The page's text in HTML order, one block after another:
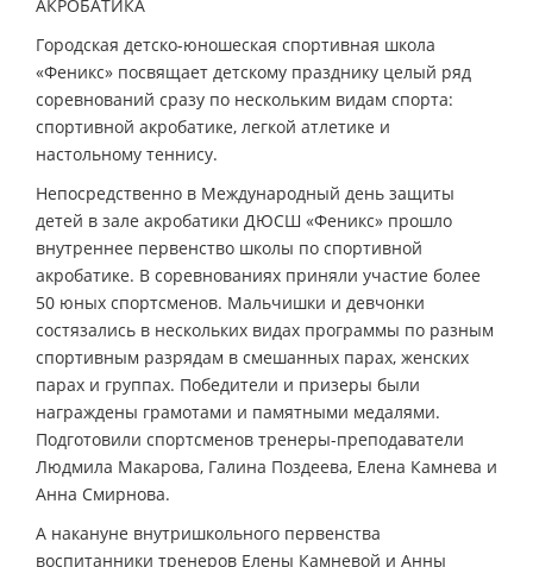
АКРОБАТИКА
Городская детско-юношеская спортивная школа
«Феникс» посвящает детскому празднику целый ряд
соревнований сразу по нескольким видам спорта:
спортивной акробатике, легкой атлетике и
настольному теннису.
Непосредственно в Международный день защиты
детей в зале акробатики ДЮСШ «Феникс» прошло
внутреннее первенство школы по спортивной
акробатике. В соревнованиях приняли участие более
50 юных спортсменов. Мальчишки и девчонки
состязались в нескольких видах программы по разным
спортивным разрядам в смешанных парах, женских
парах и группах. Победители и призеры были
награждены грамотами и памятными медалями.
Подготовили спортсменов тренеры-преподаватели
Людмила Макарова, Галина Поздеева, Елена Камнева и
Анна Смирнова.
А накануне внутришкольного первенства
воспитанники тренеров Елены Камневой и Анны